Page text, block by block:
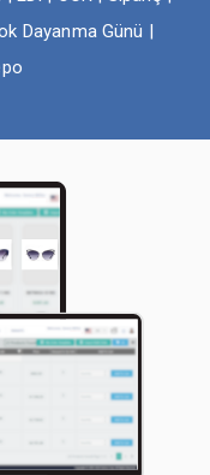
Dayanma Günü |